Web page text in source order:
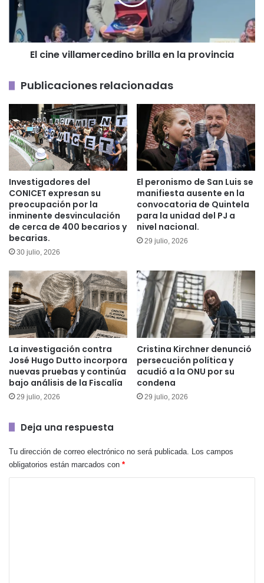
provincia
El cine villamercedino brilla en la provincia
Publicaciones relacionadas
Investigadores del
CONICET expresan su
preocupación por la
inminente desvinculación
de cerca de 400 becarios y
becarias.
30 julio, 2026
El peronismo de San Luis se
manifiesta ausente en la
convocatoria de Quintela
para la unidad del PJ a
nivel nacional.
29 julio, 2026
La investigación contra
José Hugo Dutto incorpora
nuevas pruebas y continúa
bajo análisis de la Fiscalía
29 julio, 2026
Cristina Kirchner denunció
persecución política y
acudió a la ONU por su
condena
29 julio, 2026
Deja una respuesta
Tu dirección de correo electrónico no será publicada. Los campos
obligatorios están marcados con *